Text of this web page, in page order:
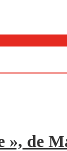
», de